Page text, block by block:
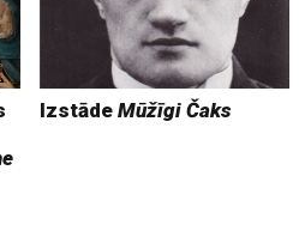
IzstādeMūžīgi Čaks